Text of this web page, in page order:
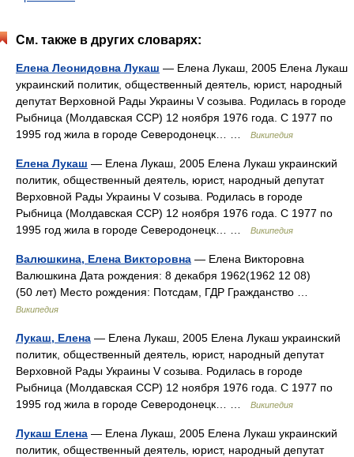
См. также в других словарях:
Елена Леонидовна Лукаш — Елена Лукаш, 2005 Елена Лукаш
украинский политик, общественный деятель, юрист, народный
депутат Верховной Рады Украины V созыва. Родилась в городе
Рыбница (Молдавская ССР) 12 ноября 1976 года. С 1977 по
1995 год жила в городе Северодонецк… …
Википедия
Елена Лукаш — Елена Лукаш, 2005 Елена Лукаш украинский
политик, общественный деятель, юрист, народный депутат
Верховной Рады Украины V созыва. Родилась в городе
Рыбница (Молдавская ССР) 12 ноября 1976 года. С 1977 по
1995 год жила в городе Северодонецк… …
Википедия
Валюшкина, Елена Викторовна — Елена Викторовна
Валюшкина Дата рождения: 8 декабря 1962(1962 12 08)
(50 лет) Место рождения: Потсдам, ГДР Гражданство …
Википедия
Лукаш, Елена — Елена Лукаш, 2005 Елена Лукаш украинский
политик, общественный деятель, юрист, народный депутат
Верховной Рады Украины V созыва. Родилась в городе
Рыбница (Молдавская ССР) 12 ноября 1976 года. С 1977 по
1995 год жила в городе Северодонецк… …
Википедия
Лукаш Елена — Елена Лукаш, 2005 Елена Лукаш украинский
политик, общественный деятель, юрист, народный депутат